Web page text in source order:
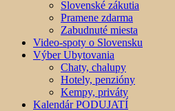
Slovenské zákutia
Pramene zdarma
Zabudnuté miesta
Video-spoty o Slovensku
Výber Ubytovania
Chaty, chalupy
Hotely, penzióny
Kempy, priváty
Kalendár PODUJATÍ